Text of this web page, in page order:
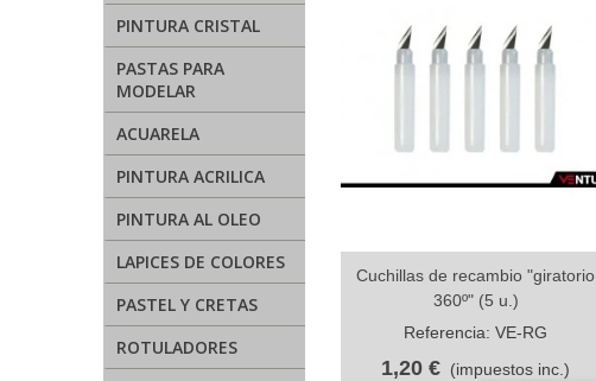
PINTURA CRISTAL
PASTAS PARA
MODELAR
ACUARELA
PINTURA ACRILICA
PINTURA AL OLEO
LAPICES DE COLORES
PASTEL Y CRETAS
ROTULADORES
Vista rápida
Cuchillas de recambio "giratorio
360º" (5 u.)
Referencia: VE-RG
1,20 € (impuestos inc.)